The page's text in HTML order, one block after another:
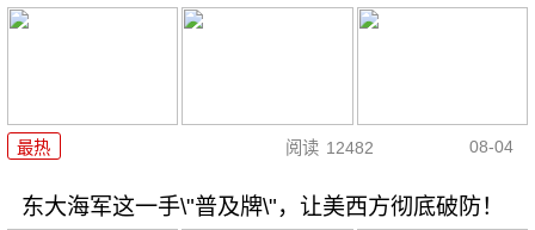
最热 阅读 12482 08-04
东大海军这一手\"普及牌\"，让美西方彻底破防！